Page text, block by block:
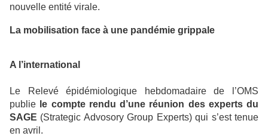
nouvelle entité virale.
La mobilisation face à une pandémie grippale
A l’international
Le Relevé épidémiologique hebdomadaire de l’OMS
publie le compte rendu d’une réunion des experts du
SAGE (Strategic Advosory Group Experts) qui s’est tenue
en avril.